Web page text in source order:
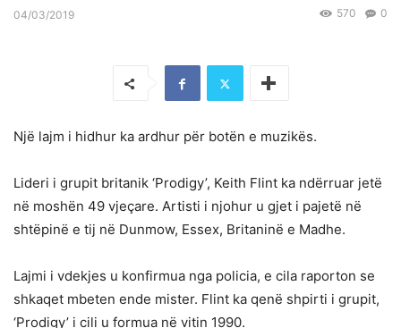
04/03/2019 0
570
Një lajm i hidhur ka ardhur për botën e muzikës.
Lideri i grupit britanik ‘Prodigy’, Keith Flint ka ndërruar jetë
në moshën 49 vjeçare. Artisti i njohur u gjet i pajetë në
shtëpinë e tij në Dunmow, Essex, Britaninë e Madhe.
Lajmi i vdekjes u konfirmua nga policia, e cila raporton se
shkaqet mbeten ende mister. Flint ka qenë shpirti i grupit,
‘Prodigy’ i cili u formua në vitin 1990.